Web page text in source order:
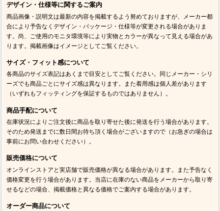
デザイン・仕様等に関するご案内
商品画像・説明文は最新の内容を掲載するよう努めておりますが、メーカー都
合により予告なくデザイン・パッケージ・仕様等が変更される場合がありま
す。尚、ご使用のモニタ環境等により実物とカラーが異なって見える場合があ
ります。掲載画像はイメージとしてご覧ください。
サイズ・フィット感について
各商品のサイズ表記はあくまで目安としてご覧ください。同じメーカー・シリ
ーズでも商品ごとにサイズ感は異なります。また着用感は個人差があります
（いずれもフィッティングを保証するものではありません）。
商品手配について
在庫状況によりご注文後に商品を取り寄せた後に発送を行う場合があります。
そのため発送までに数日間お待ち頂く場合がございますので（お急ぎの場合は
事前にお問い合わせください）。
販売価格について
オンラインストアと実店舗で販売価格が異なる場合があります。また予告なく
価格変更を行う場合があります。当店に在庫のない商品をメーカーから取り寄
せるなどの場合、掲載価格と異なる価格でご案内する場合があります。
オーダー商品について